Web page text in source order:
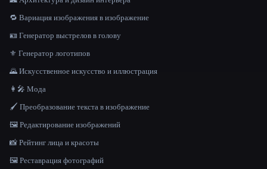
🔁 Вариация изображения в изображение
🪪 Генератор выстрелов в голову
⚜️ Генератор логотипов
🌄 Искусственное искусство и иллюстрация
👩‍🎤 Мода
🖌️ Преобразование текста в изображение
🖼️ Редактирование изображений
📸 Рейтинг лица и красоты
🖼️ Реставрация фотографий